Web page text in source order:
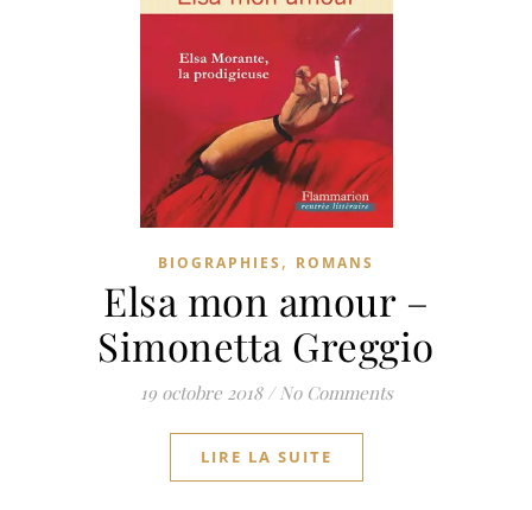
BIOGRAPHIES , ROMANS
Elsa mon amour –
Simonetta Greggio
19 octobre 2018 / No Comments
LIRE LA SUITE